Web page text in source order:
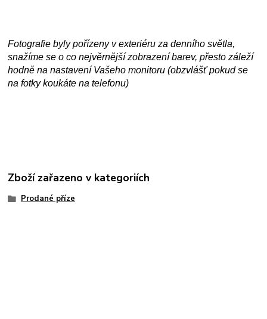
Fotografie byly pořízeny v exteriéru za denního světla,
snažíme se o co nejvěrnější zobrazení barev, přesto záleží
hodně na nastavení Vašeho monitoru (obzvlášť pokud se
na fotky koukáte na telefonu)
Zboží zařazeno v kategoriích
Prodané příze